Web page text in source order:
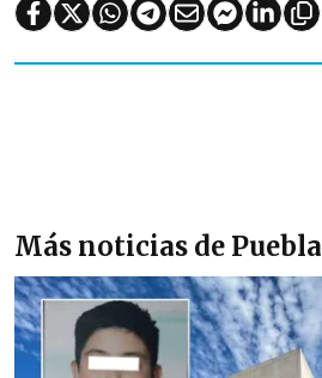
Más noticias de Puebla